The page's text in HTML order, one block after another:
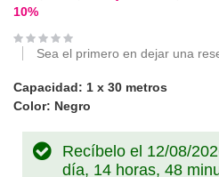
10%
Sea el primero en dejar una
Capacidad: 1 x 30 metros
Color: Negro
Recíbelo el 12/08/
día, 14 horas, 48